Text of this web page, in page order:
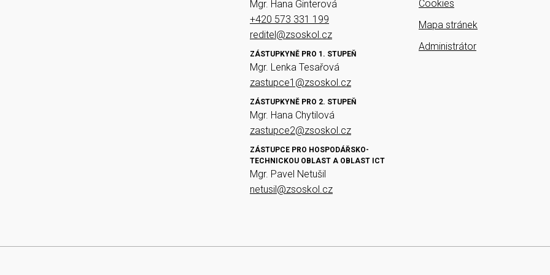
Mgr. Hana Ginterová
+420 573 331 199
reditel@zsoskol.cz
ZÁSTUPKYNĚ PRO 1. STUPEŇ
Mgr. Lenka Tesařová
zastupce1@zsoskol.cz
ZÁSTUPKYNĚ PRO 2. STUPEŇ
Mgr. Hana Chytilová
zastupce2@zsoskol.cz
ZÁSTUPCE PRO HOSPODÁŘSKO-
TECHNICKOU OBLAST A OBLAST ICT
Mgr. Pavel Netušil
netusil@zsoskol.cz
Cookies
Mapa stránek
Administrátor